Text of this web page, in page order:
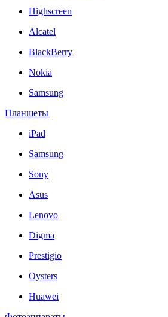
Highscreen
Alcatel
BlackBerry
Nokia
Samsung
Планшеты
iPad
Samsung
Sony
Asus
Lenovo
Digma
Prestigio
Oysters
Huawei